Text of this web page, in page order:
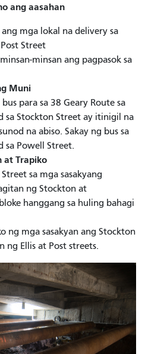
ang aasahan
mga lokal na delivery sa
Street
minsan ang pagpasok sa
Muni
para sa 38 Geary Route sa
sa Stockton Street ay itinigil na
na abiso. Sakay ng bus sa
sa Powell Street.
at Trapiko
sa mga sasakyang
ng Stockton at
hanggang sa huling bahagi
ng mga sasakyan ang Stockton
ng Ellis at Post streets.